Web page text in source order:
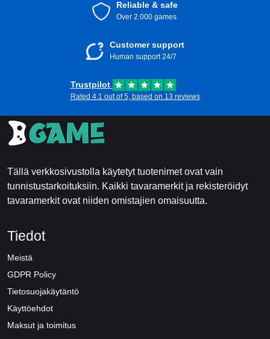
Reliable & safe
Over 2.000 games
Customer support
Human support 24/7
Trustpilot
Rated 4.1 out of 5, based on 13 reviews
Tällä verkkosivustolla käytetyt tuotenimet ovat vain
tunnistustarkoituksiin. Kaikki tavaramerkit ja rekisteröidyt
tavaramerkit ovat niiden omistajien omaisuutta.
Tiedot
Meistä
GDPR Policy
Tietosuojakäytäntö
Käyttöehdot
Maksut ja toimitus